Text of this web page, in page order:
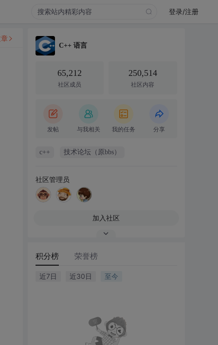
登录/注册
C++ 语言
65,212
社区成员
250,514
社区内容
发帖 与我相关 我的任务 分享
c++ 技术论坛（原bbs）
社区管理员
加入社区
积分榜 荣誉榜
近7日 近30日 至今